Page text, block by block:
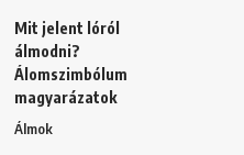
Mit jelent lóról
álmodni?
Álomszimbólum
magyarázatok
Álmok